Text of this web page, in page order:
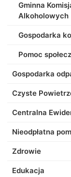
Gminna
Alkoholowych
Gospodarka
Pomoc
Gospodarka
Czyste
Centralna
Nieodpłatna
Zdrowie
Edukacja